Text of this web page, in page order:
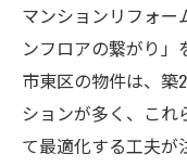
予算別！500
トパフォーマ
水回り中
変化
費用対効
マンションリフォー
ンフロアの繋がり」
市東区の物件は、築
ションが多く、こ
て最適化する工夫が